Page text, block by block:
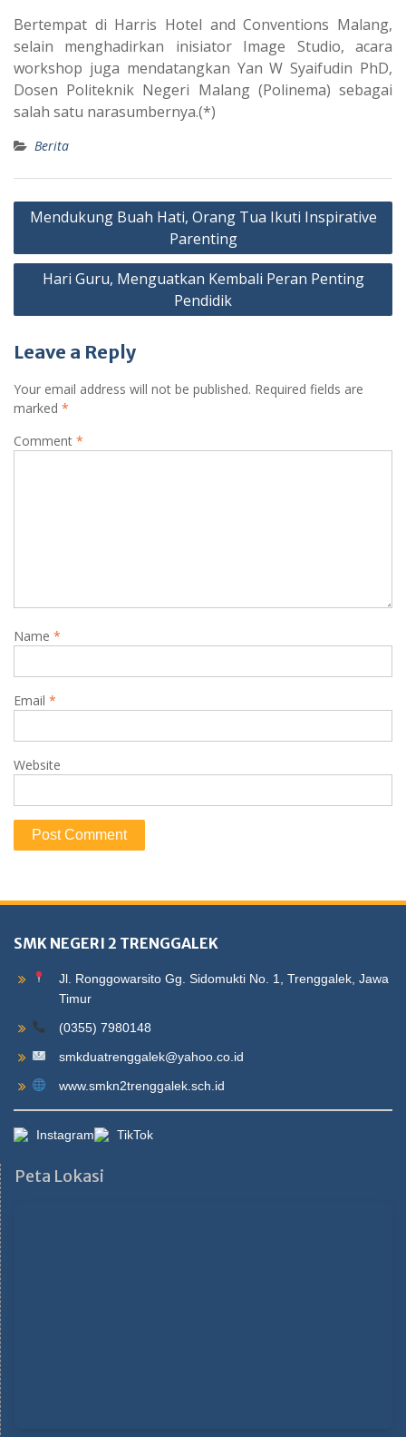
Bertempat di Harris Hotel and Conventions Malang,
selain menghadirkan inisiator Image Studio, acara
workshop juga mendatangkan Yan W Syaifudin PhD,
Dosen Politeknik Negeri Malang (Polinema) sebagai
salah satu narasumbernya.(*)
Berita
Post
navigation
Mendukung Buah Hati, Orang Tua Ikuti Inspirative
Parenting
Hari Guru, Menguatkan Kembali Peran Penting
Pendidik
Leave a Reply
Your email address will not be published. Required fields are
marked *
Comment *
Name *
Email *
Website
SMK NEGERI 2 TRENGGALEK
Jl. Ronggowarsito Gg. Sidomukti No. 1, Trenggalek, Jawa
Timur
(0355) 7980148
smkduatrenggalek@yahoo.co.id
www.smkn2trenggalek.sch.id
Instagram TikTok
Peta Lokasi